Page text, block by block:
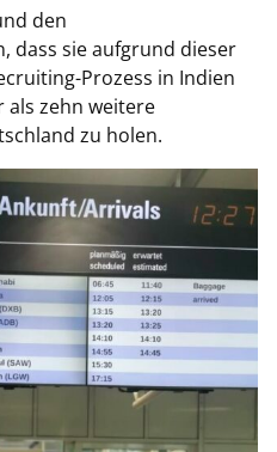
den
dass sie aufgrund dieser
Prozess in Indien
zehn weitere
zu holen.